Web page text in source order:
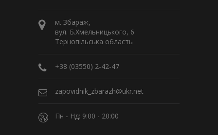
м. Збараж,
вул. Б.Хмельницького, 6
Тернопільська область
+38 (03550) 2-42-47
zapovidnik_zbarazh@ukr.net
Пн - Нд: 9:00 - 20:00